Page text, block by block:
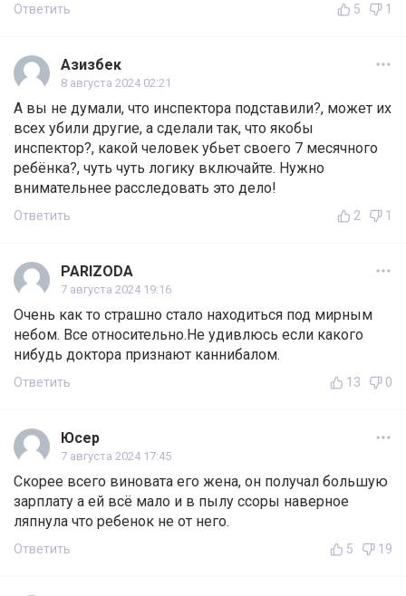
Ответить 5 1
Азизбек
8 августа 2024 02:21
А вы не думали, что инспектора подставили?, может их
всех убили другие, а сделали так, что якобы
инспектор?, какой человек убьет своего 7 месячного
ребёнка?, чуть чуть логику включайте. Нужно
внимательнее расследовать это дело!
Ответить 2 1
PARIZODA
7 августа 2024 19:16
Очень как то страшно стало находиться под мирным
небом. Все относительно.Не удивлюсь если какого
нибудь доктора признают каннибалом.
Ответить 13 0
Юсер
7 августа 2024 17:45
Скорее всего виновата его жена, он получал большую
зарплату а ей всё мало и в пылу ссоры наверное
ляпнула что ребенок не от него.
Ответить 5 19